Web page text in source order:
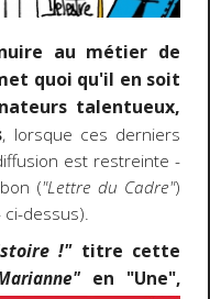
au métier de
quoi qu'il en soit
talentueux,
, lorsque ces derniers
est restreinte -
("Lettre du Cadre")
dessus).
!"titre cette
en "Une",